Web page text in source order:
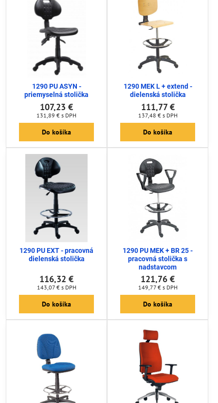
1290 PU ASYN -
priemyselná stolička
107,23 €
131,89 € s DPH
Do košíka
1290 MEK L + extend -
dielenská stolička
111,77 €
137,48 € s DPH
Do košíka
1290 PU EXT - pracovná
dielenská stolička
116,32 €
143,07 € s DPH
Do košíka
1290 PU MEK + BR 25 -
pracovná stolička s
nadstavcom
121,76 €
149,77 € s DPH
Do košíka